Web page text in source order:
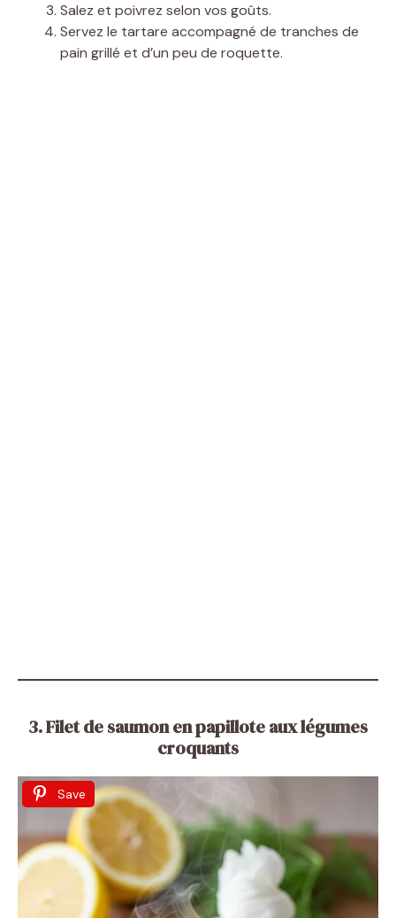
Salez et poivrez selon vos goûts.
Servez le tartare accompagné de tranches de
pain grillé et d’un peu de roquette.
3. Filet de saumon en papillote aux légumes
croquants
Save